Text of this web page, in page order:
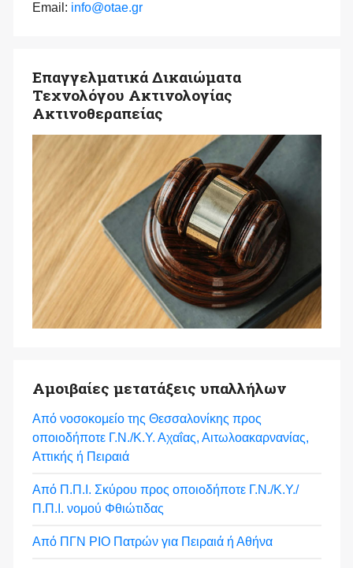
Email: info@otae.gr
Επαγγελματικά Δικαιώματα
Τεχνολόγου Ακτινολογίας
Ακτινοθεραπείας
Αμοιβαίες μετατάξεις υπαλλήλων
Από νοσοκομείο της Θεσσαλονίκης προς
οποιοδήποτε Γ.Ν./Κ.Υ. Αχαΐας, Αιτωλοακαρνανίας,
Αττικής ή Πειραιά
Από Π.Π.Ι. Σκύρου προς οποιοδήποτε Γ.Ν./Κ.Υ./
Π.Π.Ι. νομού Φθιώτιδας
Από ΠΓΝ ΡΙΟ Πατρών για Πειραιά ή Αθήνα